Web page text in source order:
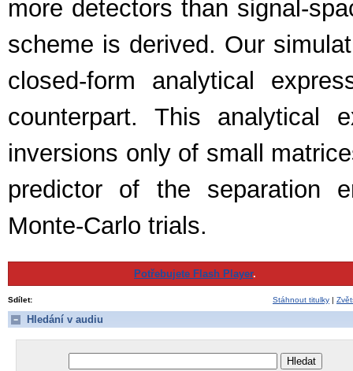
more detectors than signal-
scheme is derived. Our
closed-form analytical
counterpart. This analytical
inversions only of small
predictor of the separation
Monte-Carlo trials.
Potřebujete Flash Player.
Sdílet: Stáhnout titulky |
Hledání v audiu